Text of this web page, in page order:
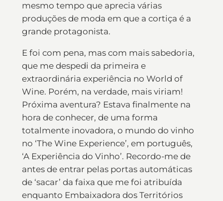
mesmo tempo que aprecia várias
produções de moda em que a cortiça é a
grande protagonista.
E foi com pena, mas com mais sabedoria,
que me despedi da primeira e
extraordinária experiência no World of
Wine. Porém, na verdade, mais viriam!
Próxima aventura? Estava finalmente na
hora de conhecer, de uma forma
totalmente inovadora, o mundo do vinho
no ‘The Wine Experience’, em português,
‘A Experiência do Vinho’. Recordo-me de
antes de entrar pelas portas automáticas
de ‘sacar’ da faixa que me foi atribuída
enquanto Embaixadora dos Territórios